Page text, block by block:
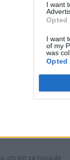
I want
Opted
I want
of my
was
Opted
cun
s'interis su
is giogadoris
stadialis
chi est sa nova de